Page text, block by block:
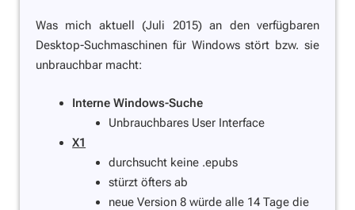
Was mich aktuell (Juli 2015) an den verfügbaren
Desktop-Suchmaschinen für Windows stört bzw. sie
unbrauchbar macht:
Interne Windows-Suche
Unbrauchbares User Interface
X1
durchsucht keine .epubs
stürzt öfters ab
neue Version 8 würde alle 14 Tage die